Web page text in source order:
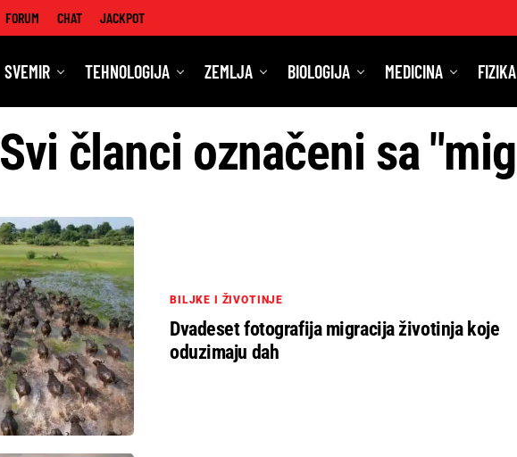
FORUM CHAT JACKPOT
SVEMIR TEHNOLOGIJA ZEMLJA BIOLOGIJA MEDICINA
Svi članci označeni sa
BILJKE I ŽIVOTINJE
Dvadeset fotografija migracija životinja koje
oduzimaju dah